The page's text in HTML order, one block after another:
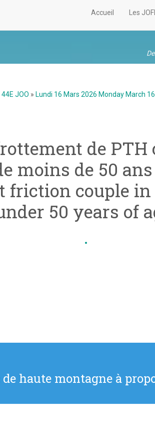
Accueil Les
44E JOO » Lundi 16 Mars 2026 Monday March 16
de
moins de 50
friction couple
50 years of
haute montagne à